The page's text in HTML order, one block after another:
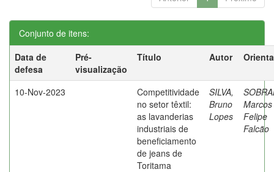
Conjunto de itens:
Data de
defesa
Pré-
visualização
Título Autor
10-Nov-2023
Competitividade
no setor têxtil:
as lavanderias
industriais de
beneficiamento
de jeans de
Toritama
SILVA,
Bruno
Lopes
Marcos
Felipe
Falcão